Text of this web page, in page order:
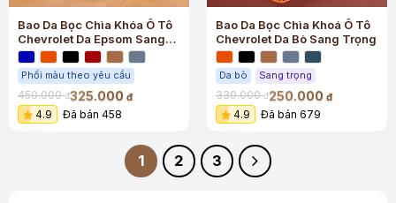
Bao Da Bọc Chìa Khóa Ô Tô
Chevrolet Da Epsom Sang
Trọng
Phối màu theo yêu cầu
450.000đ325.000 đ
4.9 Đã bán 458
Bao Da Bọc Chìa Khoá Ô Tô
Chevrolet Da Bò Sang Trọng
Da bò Sang trọng
330.000đ250.000 đ
4.9 Đã bán 679
1 2 3